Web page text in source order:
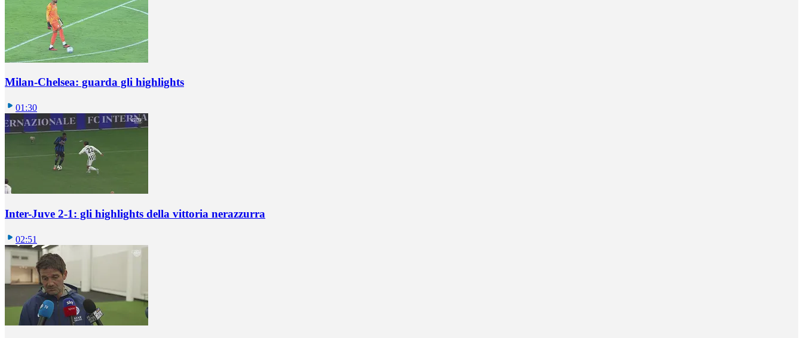
Milan-Chelsea: guarda gli highlights
01:30
Inter-Juve 2-1: gli highlights della vittoria nerazzurra
02:51